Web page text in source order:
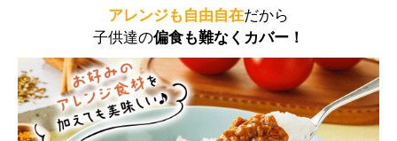
アレンジも自由自在だから
子供達の偏食も難なくカバー！